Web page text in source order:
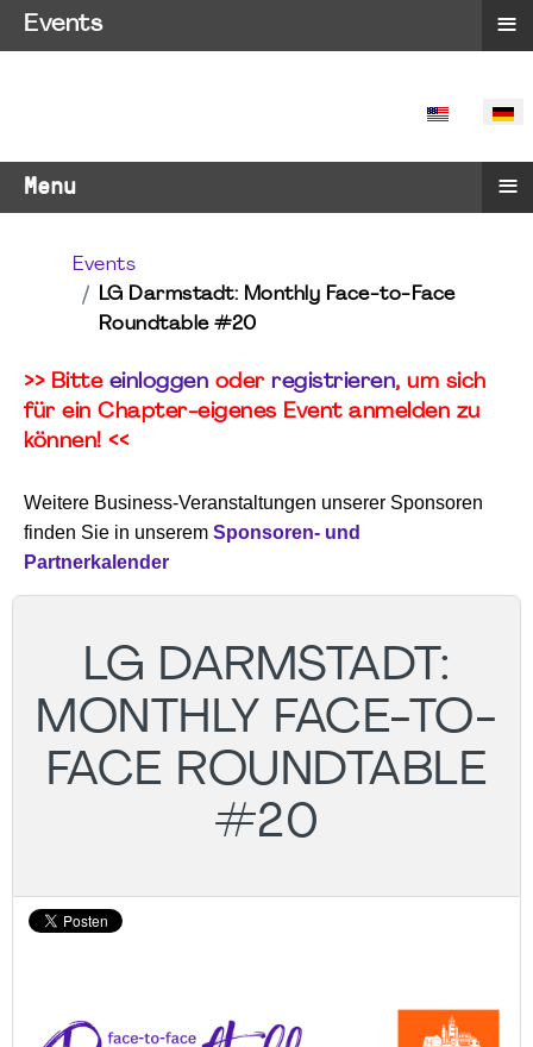
SPRACHE
Menu ≡
Events
LG Darmstadt: Monthly Face-to-Face
Roundtable #20
>> Bitte einloggen oder registrieren, um sich
für ein Chapter-eigenes Event anmelden zu
können! <<
Weitere Business-Veranstaltungen unserer Sponsoren
finden Sie in unserem Sponsoren- und
Partnerkalender
LG DARMSTADT:
MONTHLY FACE-TO-
FACE ROUNDTABLE
#20
Events ≡